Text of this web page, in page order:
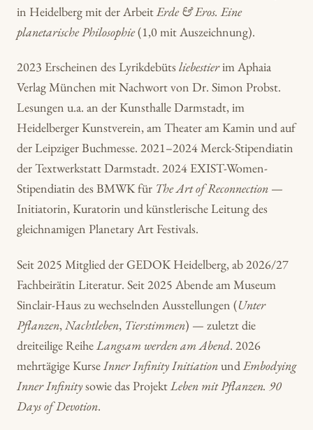
in Heidelberg mit der ArbeitErde & Eros. Eine
planetarische Philosophie(1,0 mit Auszeichnung).
2023 Erscheinen des Lyrikdebütsliebestierim Aphaia
Verlag München mit Nachwort von Dr. Simon Probst.
Lesungen u.a. an der Kunsthalle Darmstadt, im
Heidelberger Kunstverein, am Theater am Kamin und auf
der Leipziger Buchmesse. 2021–2024 Merck-Stipendiatin
der Textwerkstatt Darmstadt. 2024 EXIST-Women-
Stipendiatin des BMWK für The Art of Reconnection —
Initiatorin, Kuratorin und künstlerische Leitung des
gleichnamigen Planetary Art Festivals.
Seit 2025 Mitglied der GEDOK Heidelberg, ab 2026/27
Fachbeirätin Literatur. Seit 2025 Abende am Museum
Sinclair-Haus zu wechselnden Ausstellungen (Unter
Pflanzen,Nachtleben, Tierstimmen) — zuletzt die
dreiteilige ReiheLangsam werden am Abend. 2026
mehrtägige KurseInner Infinity InitiationundEmbodying
Inner Infinitysowie das ProjektLeben mit Pflanzen. 90
Days of Devotion.